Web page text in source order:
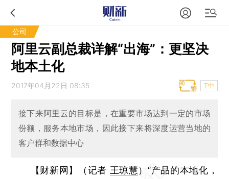
公司
阿里云副总裁详解“出海”：更坚决
地本土化
2017年04月22日 08:35 T中
接下来阿里云的目标是，在重要市场达到一定的市场
份额，服务本地市场，因此接下来将深度运营当地的
客户群和数据中心
【财新网】（记者 王琼慧）“产品的本地化，